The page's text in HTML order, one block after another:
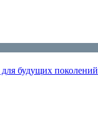
для будущих поколений